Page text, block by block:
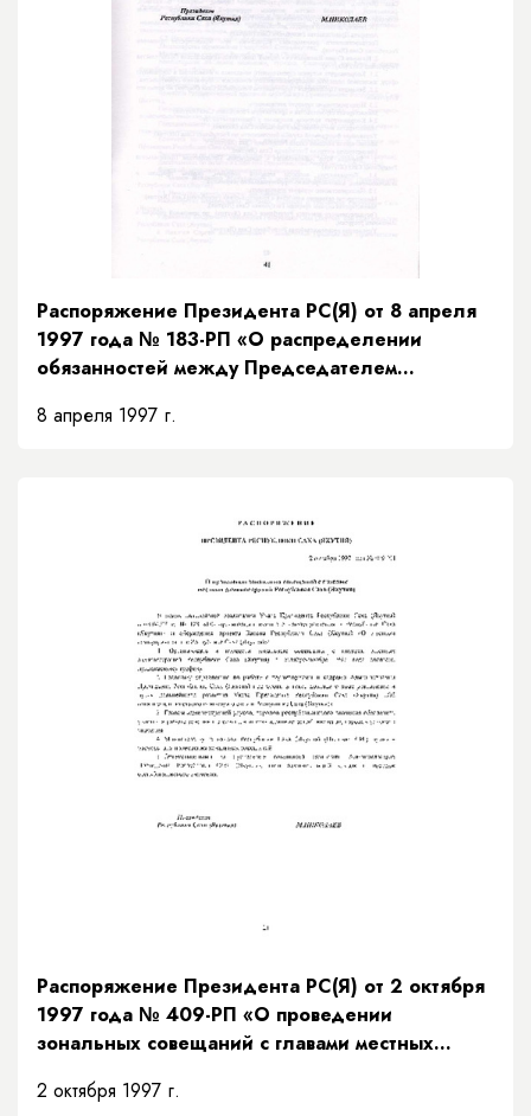
Распоряжение Президента РС(Я) от 8 апреля
1997 года № 183-РП «О распределении
обязанностей между Председателем
Правительства Республики Саха (Якутия) и
8 апреля 1997 г.
Распоряжение Президента РС(Я) от 2 октября
1997 года № 409-РП «О проведении
зональных совещаний с главами местных
2 октября 1997 г.